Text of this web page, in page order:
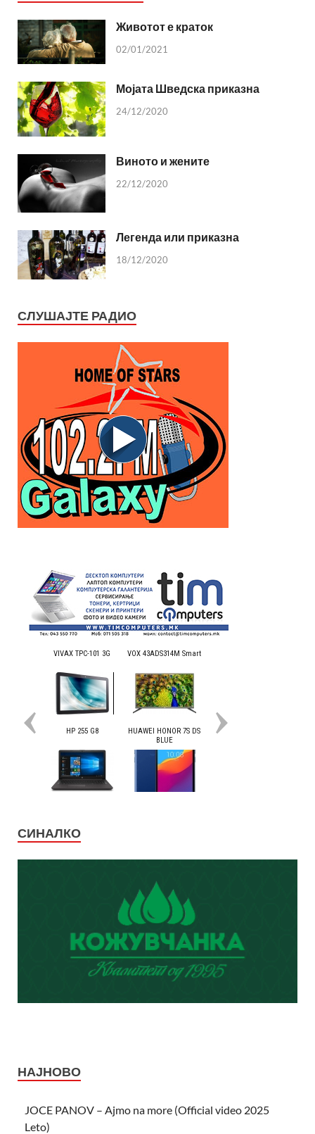
Животот е краток
02/01/2021
Мојата Шведска приказна
24/12/2020
Виното и жените
22/12/2020
Легенда или приказна
18/12/2020
СЛУШАЈТЕ РАДИО
СИНАЛКО
НАЈНОВО
JOCE PANOV – Ajmo na more (Official video 2025
Leto)